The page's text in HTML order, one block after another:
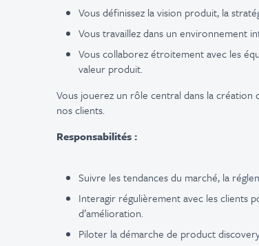
Vous définissez la vision produit, la
Vous travaillez dans un environnement
Vous collaborez étroitement avec les
valeur produit.
Vous jouerez un rôle central dans la
nos clients.
Responsabilités :
Suivre les tendances du marché, la
Interagir régulièrement avec les clients
d’amélioration.
Piloter la démarche de product